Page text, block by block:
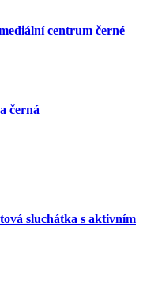
centrum černé
černá
sluchátka s aktivním